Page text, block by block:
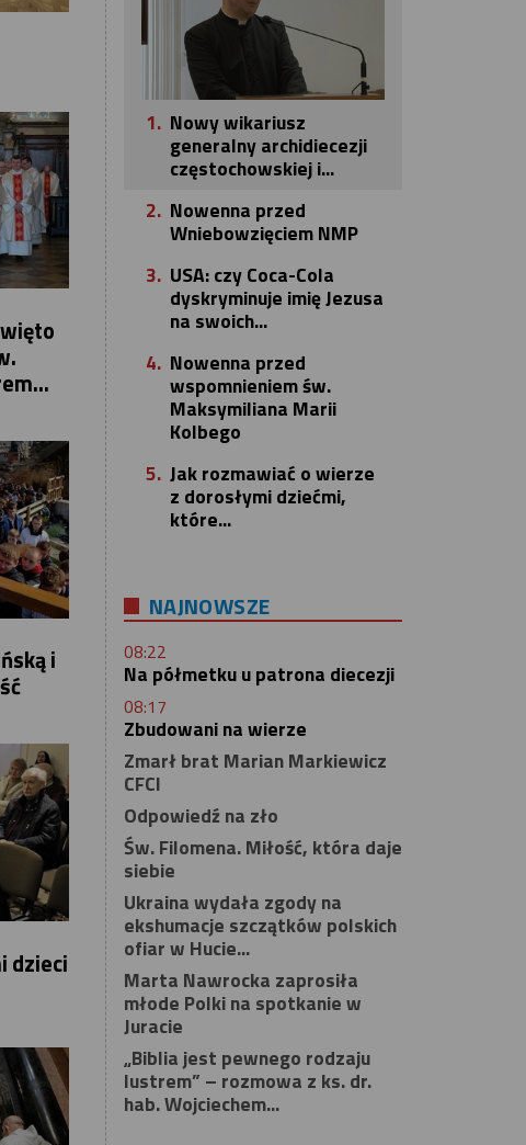
i
dzieci
1. Nowy wikariusz
generalny archidiecezji
częstochowskiej i...
2. Nowenna przed
Wniebowzięciem NMP
3. USA: czy Coca-Cola
dyskryminuje imię Jezusa
na swoich...
4. Nowenna przed
wspomnieniem św.
Maksymiliana Marii
Kolbego
5. Jak rozmawiać o wierze
z dorosłymi dziećmi,
które...
NAJNOWSZE
08:22
Na półmetku u patrona diecezji
08:17
Zbudowani na wierze
Zmarł brat Marian Markiewicz
CFCI
Odpowiedź na zło
Św. Filomena. Miłość, która daje
siebie
Ukraina wydała zgody na
ekshumacje szczątków polskich
ofiar w Hucie...
Marta Nawrocka zaprosiła
młode Polki na spotkanie w
Juracie
„Biblia jest pewnego rodzaju
lustrem” – rozmowa z ks. dr.
hab. Wojciechem...